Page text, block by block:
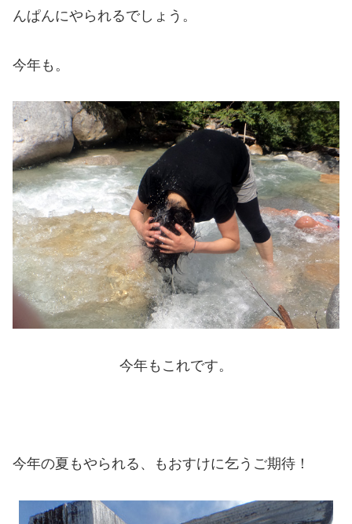
んぱんにやられるでしょう。
今年も。
今年もこれです。
今年の夏もやられる、もおすけに乞うご期待！